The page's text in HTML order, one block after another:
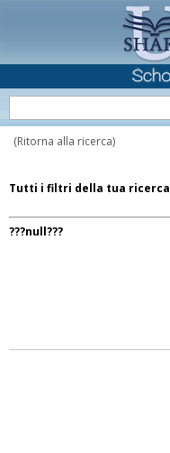
(Ritorna alla ricerca)
Tutti i filtri della tua ricerca
???null???